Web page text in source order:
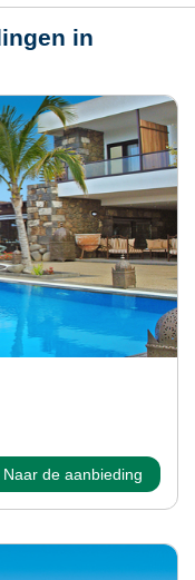
in
Naar de aanbieding